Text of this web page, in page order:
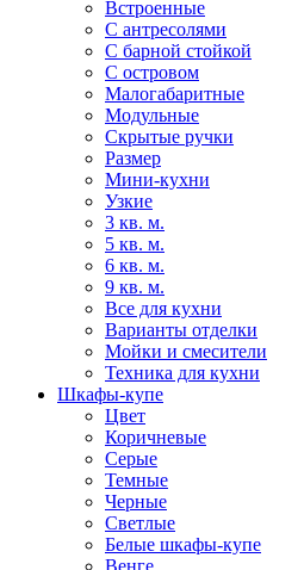
Встроенные
С антресолями
С барной стойкой
С островом
Малогабаритные
Модульные
Скрытые ручки
Размер
Мини-кухни
Узкие
3 кв. м.
5 кв. м.
6 кв. м.
9 кв. м.
Все для кухни
Варианты отделки
Мойки и смесители
Техника для кухни
Шкафы-купе
Цвет
Коричневые
Серые
Темные
Черные
Светлые
Белые шкафы-купе
Венге